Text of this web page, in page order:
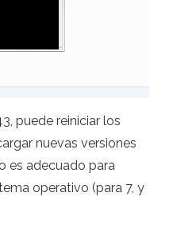
puede reiniciar los
nuevas versiones
es adecuado para
operativo (para 7, y